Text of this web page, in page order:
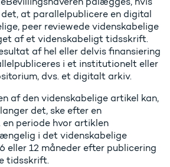
at parallelpublicere en digital
peer reviewede videnskabelige
af et videnskabeligt tidsskrift.
af hel eller delvis finansiering
i et institutionelt eller
dvs. et digitalt arkiv.
af den videnskabelige artikel kan,
det, ske efter en
en periode hvor artiklen
i det videnskabelige
eller 12 måneder efter publicering
tidsskrift.